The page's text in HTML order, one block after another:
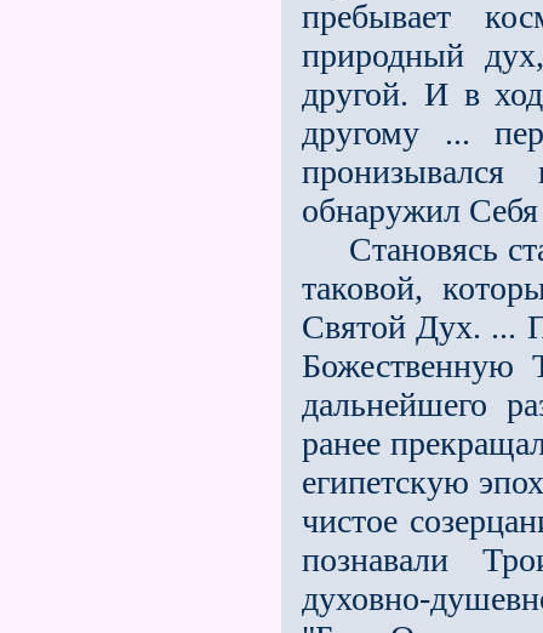
пребывает
природный
другой. И в
другому ...
обнаружил
Становясь
таковой,
Святой Дух. ...
дальнейшего
ранее
египетскую
чистое
познавали
духовно-